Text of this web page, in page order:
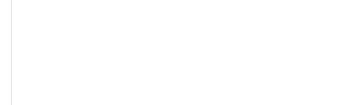
권 집중 완화 전환점"
폭적 공급 확대·속도전 총력"